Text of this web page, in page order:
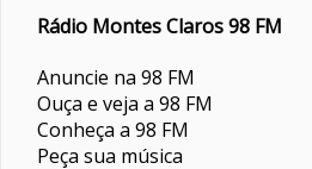
Rádio Montes Claros 98 FM
Anuncie na 98 FM
Ouça e veja a 98 FM
Conheça a 98 FM
Peça sua música